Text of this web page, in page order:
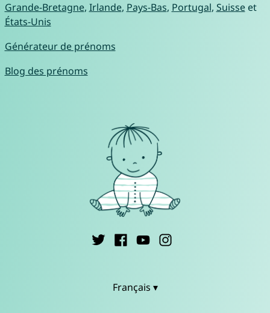
Grande-Bretagne, Irlande, Pays-Bas, Portugal, Suisseet
États-Unis
Générateur de prénoms
Blog des prénoms
Français ▾